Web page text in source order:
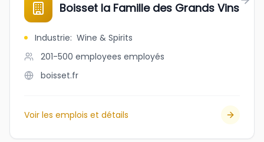
Boisset la Famille des Grands Vins
Industrie: Wine & Spirits
201-500 employees employés
boisset.fr
Voir les emplois et détails